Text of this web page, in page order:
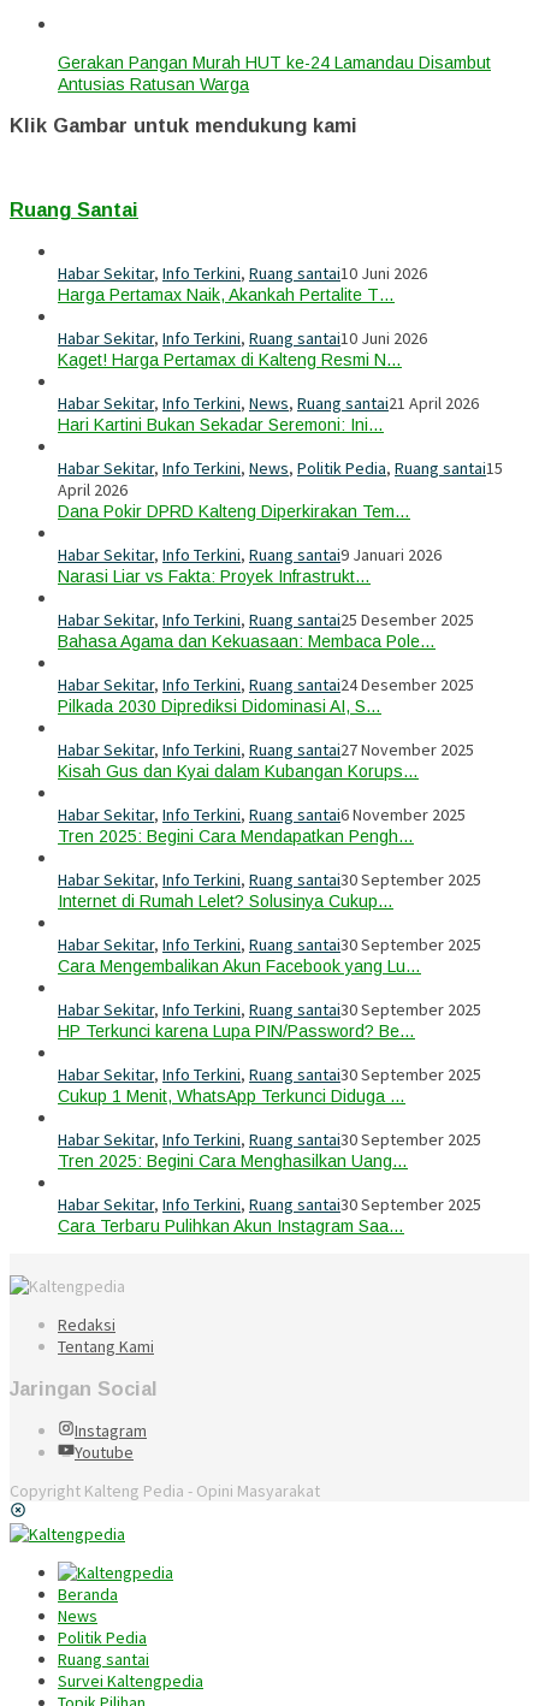
Gerakan Pangan Murah HUT ke-24 Lamandau Disambut
Antusias Ratusan Warga
Klik Gambar untuk mendukung kami
Ruang Santai
Habar Sekitar, Info Terkini, Ruang santai10 Juni 2026
Harga Pertamax Naik, Akankah Pertalite T…
Habar Sekitar, Info Terkini, Ruang santai10 Juni 2026
Kaget! Harga Pertamax di Kalteng Resmi N…
Habar Sekitar, Info Terkini, News, Ruang santai21 April 2026
Hari Kartini Bukan Sekadar Seremoni: Ini…
Habar Sekitar, Info Terkini, News, Politik Pedia, Ruang santai15
April 2026
Dana Pokir DPRD Kalteng Diperkirakan Tem…
Habar Sekitar, Info Terkini, Ruang santai9 Januari 2026
Narasi Liar vs Fakta: Proyek Infrastrukt…
Habar Sekitar, Info Terkini, Ruang santai25 Desember 2025
Bahasa Agama dan Kekuasaan: Membaca Pole…
Habar Sekitar, Info Terkini, Ruang santai24 Desember 2025
Pilkada 2030 Diprediksi Didominasi AI, S…
Habar Sekitar, Info Terkini, Ruang santai27 November 2025
Kisah Gus dan Kyai dalam Kubangan Korups…
Habar Sekitar, Info Terkini, Ruang santai6 November 2025
Tren 2025: Begini Cara Mendapatkan Pengh…
Habar Sekitar, Info Terkini, Ruang santai30 September 2025
Internet di Rumah Lelet? Solusinya Cukup…
Habar Sekitar, Info Terkini, Ruang santai30 September 2025
Cara Mengembalikan Akun Facebook yang Lu…
Habar Sekitar, Info Terkini, Ruang santai30 September 2025
HP Terkunci karena Lupa PIN/Password? Be…
Habar Sekitar, Info Terkini, Ruang santai30 September 2025
Cukup 1 Menit, WhatsApp Terkunci Diduga …
Habar Sekitar, Info Terkini, Ruang santai30 September 2025
Tren 2025: Begini Cara Menghasilkan Uang…
Habar Sekitar, Info Terkini, Ruang santai30 September 2025
Cara Terbaru Pulihkan Akun Instagram Saa…
Redaksi
Tentang Kami
Jaringan Social
Instagram
Youtube
Copyright Kalteng Pedia - Opini Masyarakat
Beranda
News
Politik Pedia
Ruang santai
Survei Kaltengpedia